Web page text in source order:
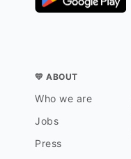
💛 ABOUT
Who we are
Jobs
Press